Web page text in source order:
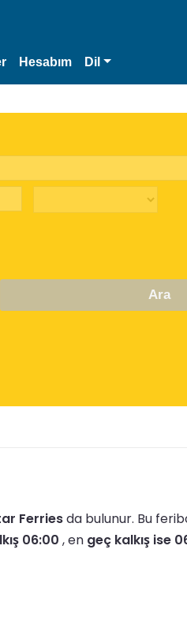
Hesabım Dil
Ara
Ferriesda bulunur. Bu
06:00 , en geç kalkış ise